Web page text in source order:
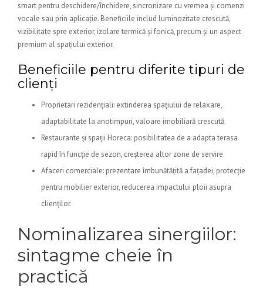
smart pentru deschidere/închidere, sincronizare cu vremea și comenzi
vocale sau prin aplicație. Beneficiile includ luminozitate crescută,
vizibilitate spre exterior, izolare termică și fonică, precum și un aspect
premium al spațiului exterior.
Beneficiile pentru diferite tipuri de
clienți
Proprietari rezidențiali: extinderea spațiului de relaxare,
adaptabilitate la anotimpuri, valoare imobiliară crescută.
Restaurante și spații Horeca: posibilitatea de a adapta terasa
rapid în funcție de sezon, creșterea altor zone de servire.
Afaceri comerciale: prezentare îmbunătățită a fațadei, protecție
pentru mobilier exterior, reducerea impactului ploii asupra
clienților.
Nominalizarea sinergiilor:
sintagme cheie în
practică